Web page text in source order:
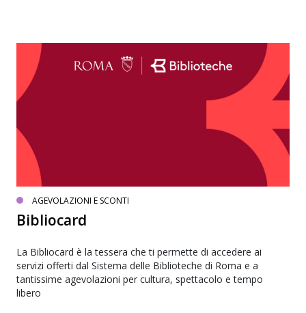
AGEVOLAZIONI E SCONTI
Bibliocard
La Bibliocard è la tessera che ti permette di accedere ai
servizi offerti dal Sistema delle Biblioteche di Roma e a
tantissime agevolazioni per cultura, spettacolo e tempo
libero